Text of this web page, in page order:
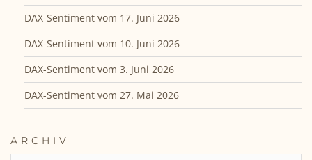
DAX-Sentiment vom 17. Juni 2026
DAX-Sentiment vom 10. Juni 2026
DAX-Sentiment vom 3. Juni 2026
DAX-Sentiment vom 27. Mai 2026
ARCHIV